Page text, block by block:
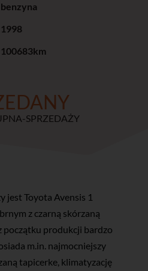
benzyna
1998
100683km
SPRZEDAŻY
jest Toyota Avensis 1
z czarną skórzaną
początku produkcji bardzo
m.in. najmocniejszy
tapicerke, klimatyzację